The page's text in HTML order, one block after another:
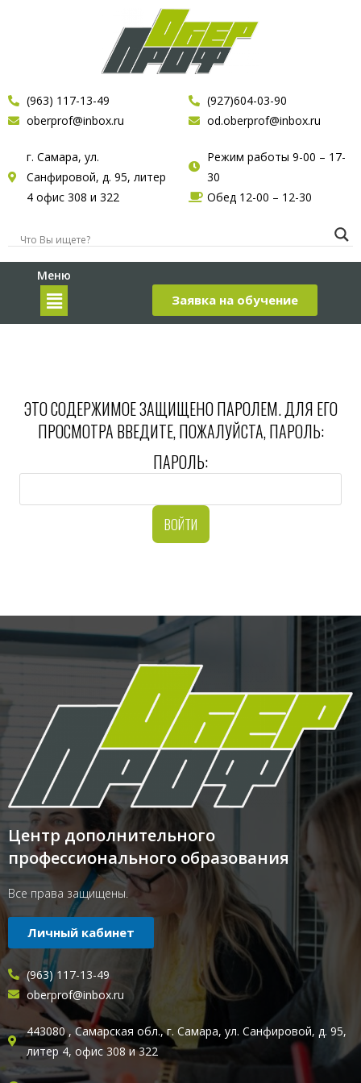
(963) 117-13-49
oberprof@inbox.ru
(927)604-03-90
od.oberprof@inbox.ru
г. Самара, ул.
Санфировой, д. 95, литер
4 офис 308 и 322
Режим работы 9-00 – 17-
30
Обед 12-00 – 12-30
Меню
Заявка на обучение
ЭТО СОДЕРЖИМОЕ ЗАЩИЩЕНО ПАРОЛЕМ. ДЛЯ ЕГО
ПРОСМОТРА ВВЕДИТЕ, ПОЖАЛУЙСТА, ПАРОЛЬ:
ПАРОЛЬ:
Центр дополнительного
профессионального образования
Все права защищены.
Личный кабинет
(963) 117-13-49
oberprof@inbox.ru
443080 , Самарская обл., г. Самара, ул. Санфировой, д. 95,
литер 4, офис 308 и 322